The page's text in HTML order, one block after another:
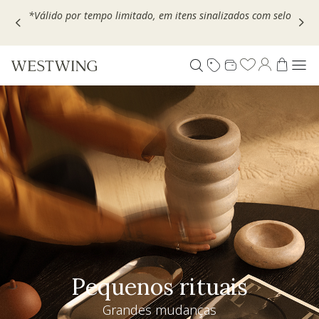
Escolha seu VOUCHER e ganhe até 30% OFF*: useMOVEL30,
Pequenos rituais
Grandes mudanças